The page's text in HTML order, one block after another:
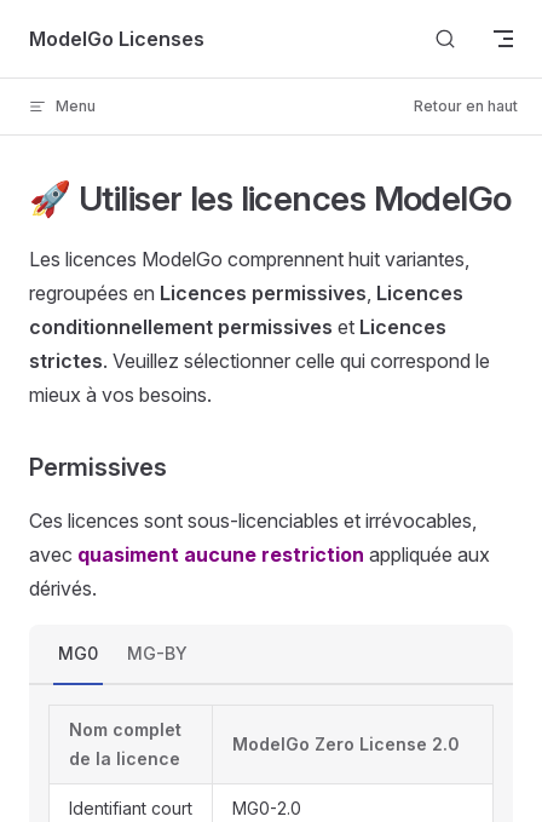
Skip to content
ModelGo Licenses
Menu Retour en haut
🚀 Utiliser les licences ModelGo
Les licences ModelGo comprennent huit variantes,
regroupées en Licences permissives, Licences
conditionnellement permissives et Licences
strictes. Veuillez sélectionner celle qui correspond le
mieux à vos besoins.
Permissives
Ces licences sont sous-licenciables et irrévocables,
avec quasiment aucune restriction appliquée aux
dérivés.
MG0 MG-BY
Nom complet
de la licence
ModelGo Zero License 2.0
Identifiant court MG0-2.0